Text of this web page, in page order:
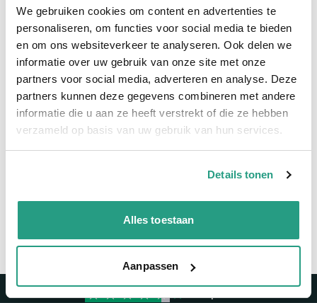
We gebruiken cookies om content en advertenties te
personaliseren, om functies voor social media te bieden
en om ons websiteverkeer te analyseren. Ook delen we
informatie over uw gebruik van onze site met onze
partners voor social media, adverteren en analyse. Deze
partners kunnen deze gegevens combineren met andere
informatie die u aan ze heeft verstrekt of die ze hebben
verzameld op basis van uw gebruik van hun services.
Details tonen
Alles toestaan
Aanpassen
Meer informatie
Meer informatie
Maatvoering koppeling 210 x 240mm
Materiaal Verzinkt
Vragen? Neem dan nu contact op
We zijn beschikbaar van ma t/m vr van 08:00 tot 17:00 uur.
Neem contact met ons op